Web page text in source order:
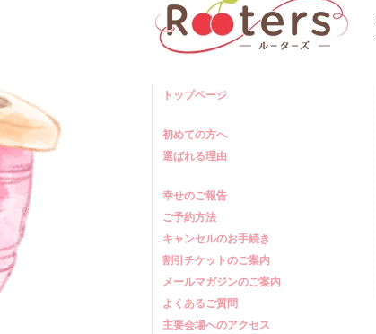
トップページ
初めての方へ
選ばれる理由
幸せのご報告
ご予約方法
キャンセルのお手続き
割引チケットのご案内
メールマガジンのご案内
よくあるご質問
主要会場へのアクセス